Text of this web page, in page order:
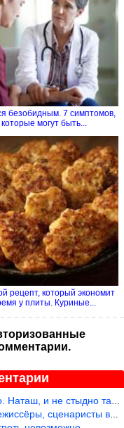
безобидным. 7 симптомов,
которые могут быть...
рецепт, который экономит
у плиты. Куриные...
и не стыдно такую фигн
сценаристы вы где или к